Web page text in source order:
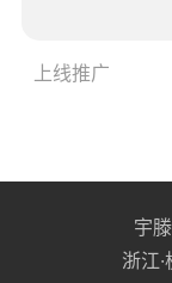
上线推广
宇
浙江